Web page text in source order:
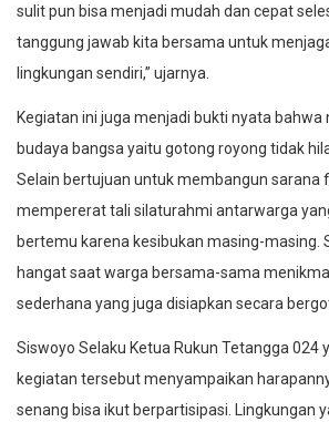
sulit pun bisa menjadi mudah dan cepat
tanggung jawab kita bersama untuk
lingkungan sendiri,” ujarnya.
Kegiatan ini juga menjadi bukti nyata bahwa
budaya bangsa yaitu gotong royong tidak
Selain bertujuan untuk membangun sarana
mempererat tali silaturahmi antarwarga
bertemu karena kesibukan masing-masing.
hangat saat warga bersama-sama
sederhana yang juga disiapkan secara
Siswoyo Selaku Ketua Rukun Tetangga 024
kegiatan tersebut menyampaikan
senang bisa ikut berpartisipasi. Lingkungan